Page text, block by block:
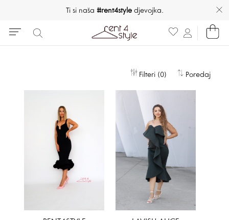
Ti si naša #rent4styledjevojka.
Filteri (0) Poredaj